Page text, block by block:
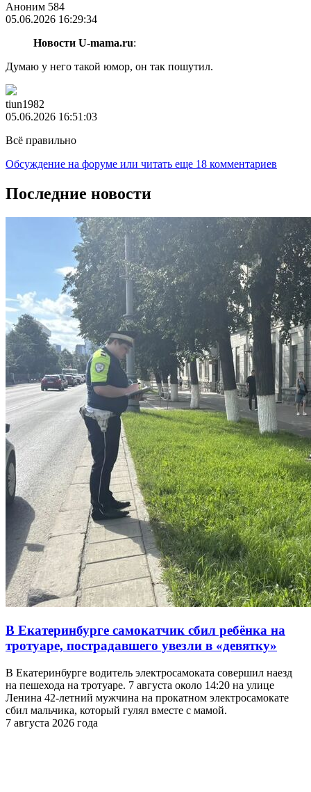
Аноним 584
05.06.2026 16:29:34
Новости U-mama.ru:
Думаю у него такой юмор, он так пошутил.
tiun1982
05.06.2026 16:51:03
Всё правильно
Обсуждение на форуме или читать еще 18 комментариев
Последние новости
В Екатеринбурге самокатчик сбил ребёнка на
тротуаре, пострадавшего увезли в «девятку»
В Екатеринбурге водитель электросамоката совершил наезд
на пешехода на тротуаре. 7 августа около 14:20 на улице
Ленина 42-летний мужчина на прокатном электросамокате
сбил мальчика, который гулял вместе с мамой.
7 августа 2026 года